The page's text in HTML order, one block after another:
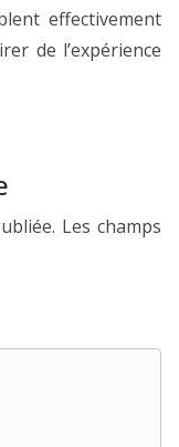
effectivement
de l’expérience
Les champs